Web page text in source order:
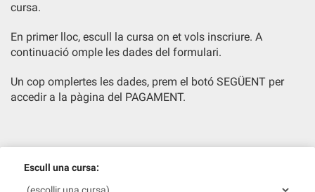
cursa.
En primer lloc, escull la cursa on et vols inscriure. A
continuació omple les dades del formulari.
Un cop omplertes les dades, prem el botó SEGÜENT per
accedir a la pàgina del PAGAMENT.
Escull una cursa: